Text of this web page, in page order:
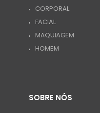
CORPORAL
FACIAL
MAQUIAGEM
HOMEM
SOBRE NÓS